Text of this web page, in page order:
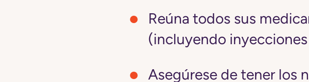
Reúna todos sus
(incluyendo
Asegúrese de tener los